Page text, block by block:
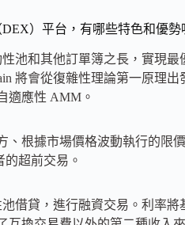
）平台，有哪些特色和優勢
池和其他訂單簿之長，實現
將會從復雜性理論第一原理
適應性 AMM。
根據市場價格波動執行的限
的超前交易。
借貸，進行融資交易。利率